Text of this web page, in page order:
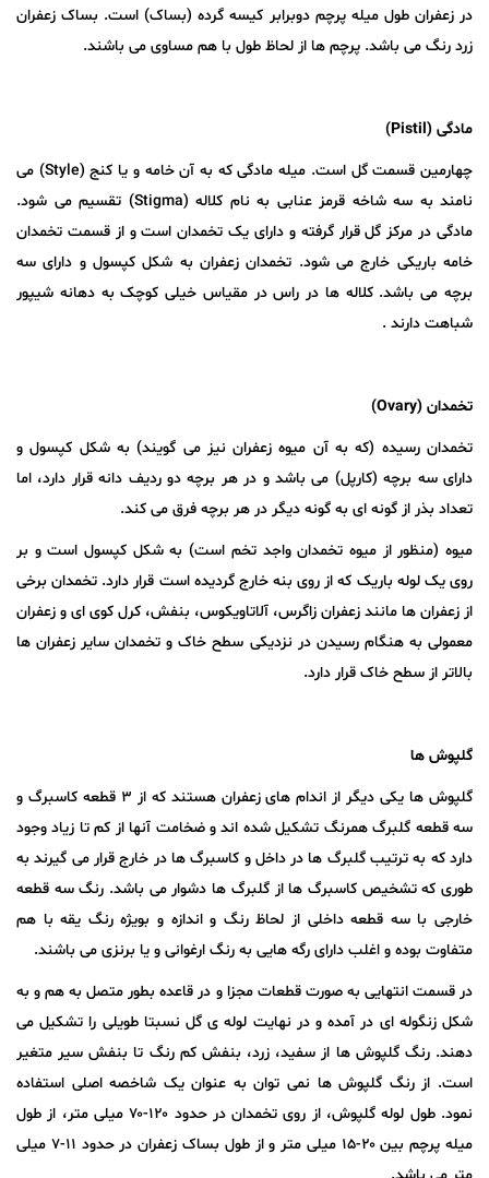
در زعفران طول میله پرچم دوبرابر کیسه گرده (بساک) است. بساک زعفران
زرد رنگ می باشد. پرچم ها از لحاظ طول با هم مساوی می باشند.
مادگی (Pistil
)
چهارمین قسمت گل است. میله مادگی که به آن خامه و یا کنج (Style) می
نامند به سه شاخه قرمز عنابی به نام کلاله (Stigma) تقسیم می شود.
مادگی در مرکز گل قرار گرفته و دارای یک تخمدان است و از قسمت تخمدان
خامه باریکی خارج می شود. تخمدان زعفران به شکل کپسول و دارای سه
برچه می باشد. کلاله ها در راس در مقیاس خیلی کوچک به دهانه شیپور
شباهت دارند .
تخمدان (Ovary
)
تخمدان رسیده (که به آن میوه زعفران نیز می گویند) به شکل کپسول و
دارای سه برچه (کارپل) می باشد و در هر برچه دو ردیف دانه قرار دارد، اما
تعداد بذر از گونه ای به گونه دیگر در هر برچه فرق می کند.
میوه (منظور از میوه تخمدان واجد تخم است) به شکل کپسول است و بر
روی یک لوله باریک که از روی بنه خارج گردیده است قرار دارد. تخمدان برخی
از زعفران ها مانند زعفران زاگرس، آلاتاویکوس، بنفش، کرل کوی ای و زعفران
معمولی به هنگام رسیدن در نزدیکی سطح خاک و تخمدان سایر زعفران ها
بالاتر از سطح خاک قرار دارد.
گلپوش ها
گلپوش ها یکی دیگر از اندام های زعفران هستند که از ۳ قطعه کاسبرگ و
سه قطعه گلبرگ همرنگ تشکیل شده اند و ضخامت آنها از کم تا زیاد وجود
دارد که به ترتیب گلبرگ ها در داخل و کاسبرگ ها در خارج قرار می گیرند به
طوری که تشخیص کاسبرگ ها از گلبرگ ها دشوار می باشد. رنگ سه قطعه
خارجی با سه قطعه داخلی از لحاظ رنگ و اندازه و بویژه رنگ یقه با هم
متفاوت بوده و اغلب دارای رگه هایی به رنگ ارغوانی و یا برنزی می باشند.
در قسمت انتهایی به صورت قطعات مجزا و در قاعده بطور متصل به هم و به
شکل زنگوله ای در آمده و در نهایت لوله ی گل نسبتا طویلی را تشکیل می
دهند. رنگ گلپوش ها از سفید، زرد، بنفش کم رنگ تا بنفش سیر متغیر
است. از رنگ گلپوش ها نمی توان به عنوان یک شاخصه اصلی استفاده
نمود. طول لوله گلپوش، از روی تخمدان در حدود ۱۲۰-۷۰ میلی متر، از طول
میله پرچم بین ۲۰-۱۵ میلی متر و از طول بساک زعفران در حدود ۱۱-۷ میلی